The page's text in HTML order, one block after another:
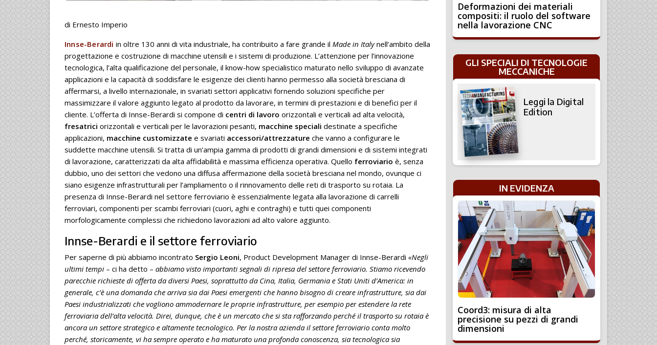
di Ernesto Imperio
Innse-Berardi in oltre 130 anni di vita industriale, ha contribuito a fare grande il Made in Italynell’ambito della
progettazione e costruzione di macchine utensili e i sistemi di produzione. L’attenzione per l’innovazione
tecnologica, l’alta qualificazione del personale, il know-how specialistico maturato nello sviluppo di avanzate
applicazioni e la capacità di soddisfare le esigenze dei clienti hanno permesso alla società bresciana di
affermarsi, a livello internazionale, in svariati settori applicativi fornendo soluzioni specifiche per
massimizzare il valore aggiunto legato al prodotto da lavorare, in termini di prestazioni e di benefici per il
cliente. L’offerta di Innse-Berardi si compone di centri di lavoro orizzontali e verticali ad alta velocità,
fresatrici orizzontali e verticali per le lavorazioni pesanti, macchine speciali destinate a specifiche
applicazioni, macchine customizzate e svariati accessori/attrezzature che vanno a configurare le
suddette macchine utensili. Si tratta di un’ampia gamma di prodotti di grandi dimensioni e di sistemi integrati
di lavorazione, caratterizzati da alta affidabilità e massima efficienza operativa. Quello ferroviario è, senza
dubbio, uno dei settori che vedono una diffusa affermazione della società bresciana nel mondo, ovunque ci
siano esigenze infrastrutturali per l’ampliamento o il rinnovamento delle reti di trasporto su rotaia. La
presenza di Innse-Berardi nel settore ferroviario è essenzialmente legata alla lavorazione di carrelli
ferroviari, componenti per scambi ferroviari (cuori, aghi e contraghi) e tutti quei componenti
morfologicamente complessi che richiedono lavorazioni ad alto valore aggiunto.
Innse-Berardi e il settore ferroviario
Per saperne di più abbiamo incontrato Sergio Leoni, Product Development Manager di Innse-Berardi «Negli
ultimi tempi – ci ha detto – abbiamo visto importanti segnali di ripresa del settore ferroviario. Stiamo ricevendo
parecchie richieste di offerta da diversi Paesi, soprattutto da Cina, Italia, Germania e Stati Uniti d’America: in
generale, c’è una domanda che arriva sia dai Paesi emergenti che hanno bisogno di creare infrastrutture, sia dai
Paesi industrializzati che vogliono ammodernare le proprie infrastrutture, per esempio per estendere la rete
ferroviaria dell’alta velocità. Direi, dunque, che è un mercato che si sta rafforzando perché il trasporto su rotaia è
ancora un settore strategico e altamente tecnologico. Per la nostra azienda il settore ferroviario conta molto
perché, storicamente, vi ha sempre operato e ha maturato una profonda conoscenza, sia tecnologica sia
Deformazioni dei materiali
compositi: il ruolo del software
nella lavorazione CNC
GLI SPECIALI DI TECNOLOGIE
MECCANICHE
Leggi la Digital
Edition
IN EVIDENZA
Coord3: misura di alta
precisione su pezzi di grandi
dimensioni